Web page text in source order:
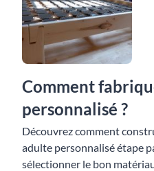
Comment
personnalisé ?
Découvrez comment
adulte personnalisé étape
sélectionner le bon